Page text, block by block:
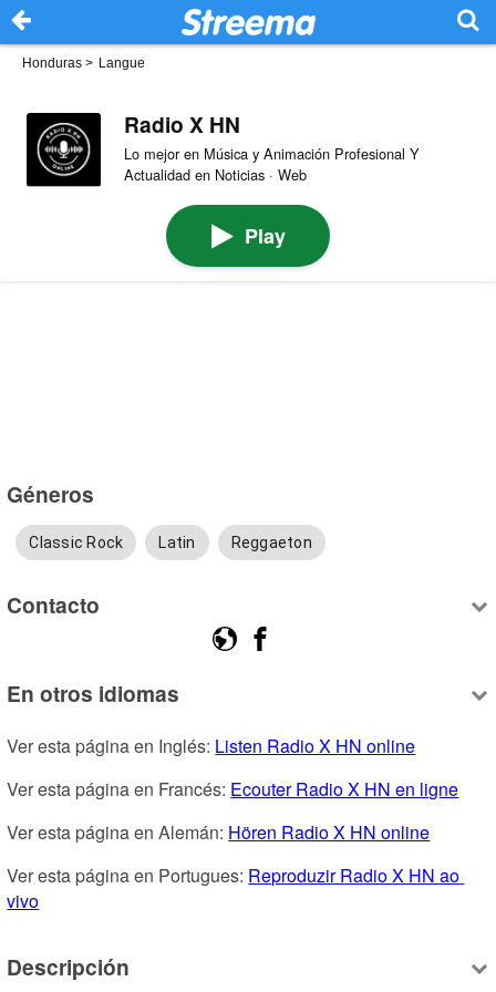
Honduras > Langue
Radio X HN
Lo mejor en Música y Animación Profesional Y
Actualidad en Noticias · Web
Play
Géneros
Classic Rock Latin Reggaeton
Contacto
En otros idiomas
Ver esta página en Inglés: Listen Radio X HN online
Ver esta página en Francés: Ecouter Radio X HN en ligne
Ver esta página en Alemán: Hören Radio X HN online
Ver esta página en Portugues: Reproduzir Radio X HN ao
vivo
Descripción